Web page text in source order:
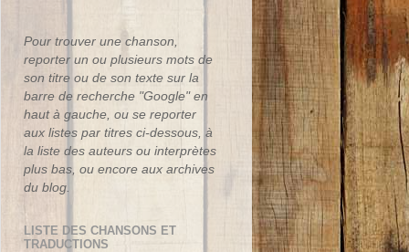
Pour trouver une chanson,
reporter un ou plusieurs mots de
son titre ou de son texte sur la
barre de recherche "Google" en
haut à gauche, ou se reporter
aux listes par titres ci-dessous, à
la liste des auteurs ou interprètes
plus bas, ou encore aux archives
du blog.
LISTE DES CHANSONS ET
TRADUCTIONS